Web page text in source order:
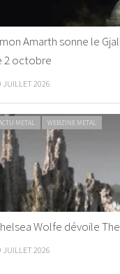
Amarth sonne le
2 octobre
JUILLET 2026
METAL WEBZINE METAL
Wolfe dévoile
JUILLET 2026